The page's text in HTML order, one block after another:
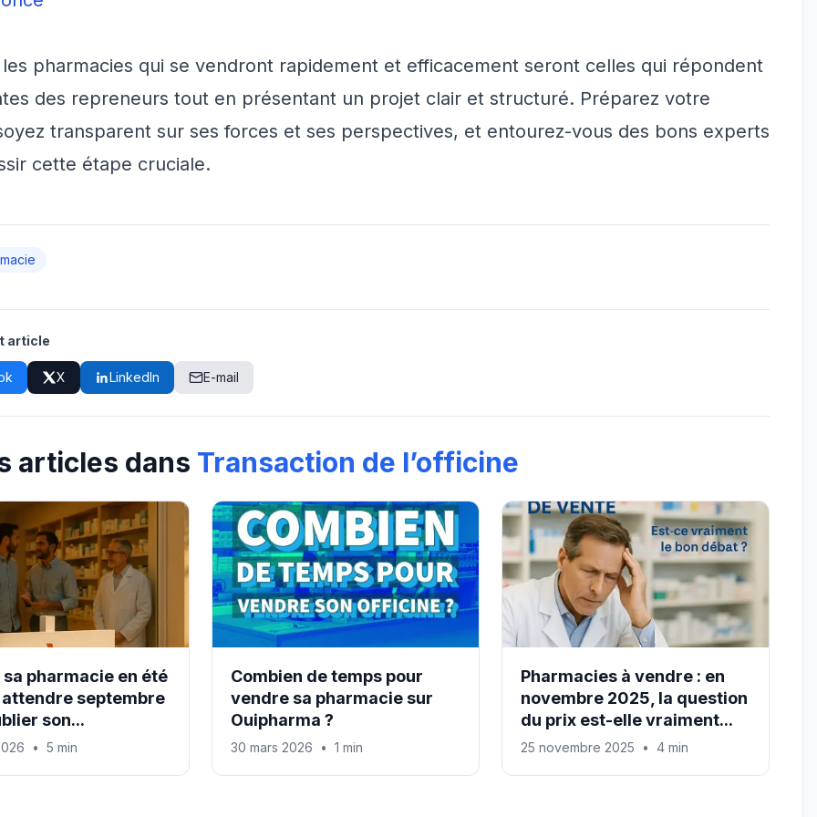
les pharmacies qui se vendront rapidement et efficacement seront celles qui répondent
des repreneurs tout en présentant un projet clair et structuré. Préparez votre
transparent sur ses forces et ses perspectives, et entourez-vous des bons experts
cette étape cruciale.
article
X LinkedIn E-mail
articles dans Transaction de l’officine
pharmacie en été
septembre
son...
• 5 min
Combien de temps pour
vendre sa pharmacie sur
Ouipharma ?
30 mars 2026 • 1 min
Pharmacies à vendre : en
novembre 2025, la question
du prix est-elle vraiment...
25 novembre 2025 • 4 min